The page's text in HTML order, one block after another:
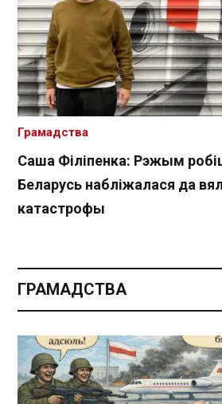
Саша Філіпенка: Рэжым
Беларусь набліжалася да
катастрофы
Грамадства
ГРАМАДСТВА